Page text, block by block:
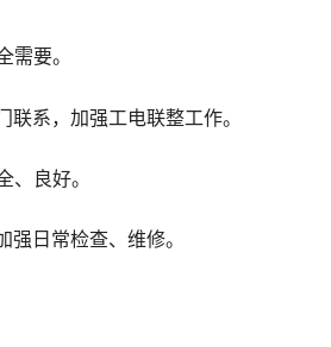
要。
系，加强工电联整工作。
良好。
日常检查、维修。